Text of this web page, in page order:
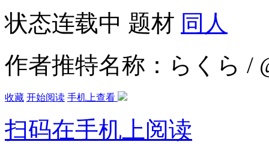
状态连载中 题材 同人
作者推特名称：らくら /
收藏 开始阅读 手机上查看
扫码在手机上阅读